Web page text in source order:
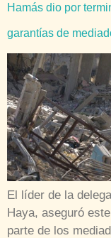
Hamás dio por
garantías de
El líder de la
Haya, aseguró
parte de los